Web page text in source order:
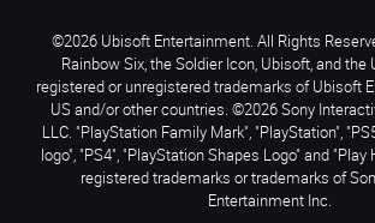
©2026 Ubisoft Entertainment. All Rights
Rainbow Six, the Soldier Icon, Ubisoft, and the
registered or unregistered trademarks of Ubisoft
US and/or other countries. ©2026 Sony
LLC. "PlayStation Family Mark", "PlayStation",
logo", "PS4", "PlayStation Shapes Logo" and
registered trademarks or trademarks of
Entertainment Inc.